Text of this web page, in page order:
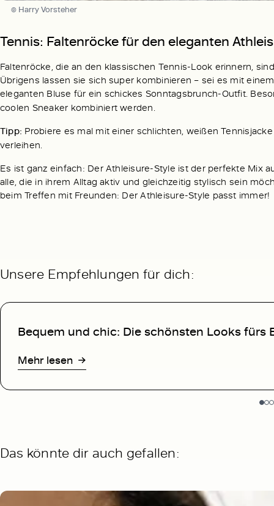
© Harry Vorsteher
Tennis: Faltenröcke für den eleganten
Faltenröcke, die an den klassischen Tennis-Look erinnern,
Übrigens lassen sie sich super kombinieren – sei es mit
eleganten Bluse für ein schickes Sonntagsbrunch-Outfit.
coolen Sneaker kombiniert werden.
Tipp: Probiere es mal mit einer schlichten, weißen
verleihen.
Es ist ganz einfach: Der Athleisure-Style ist der perfekte Mix
alle, die in ihrem Alltag aktiv und gleichzeitig stylisch sein
beim Treffen mit Freunden: Der Athleisure-Style passt immer!
Unsere Empfehlungen für dich:
Bequem und chic: Die schönsten Looks fürs
Mehr lesen
Das könnte dir auch gefallen: